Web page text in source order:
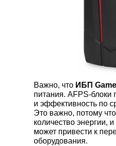
Важно, что ИБП
питания. AFPS-
и эффективность по
Это важно, потому
количество энергии,
может привести к
оборудования.